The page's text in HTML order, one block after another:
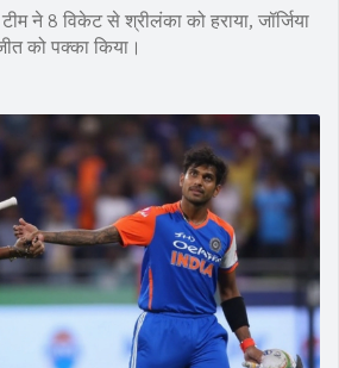
ने 8 विकेट से श्रीलंका को हराया, जॉर्जिया
को पक्का किया।